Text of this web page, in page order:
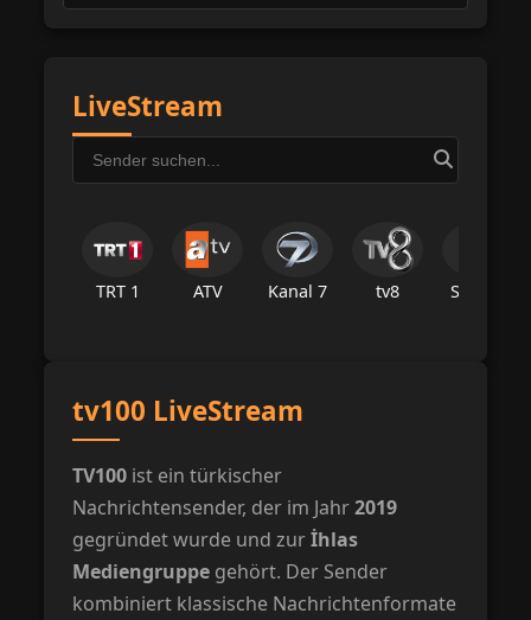
LiveStream
TRT 1 ATV Kanal 7 tv8 Star Tv
tv100 LiveStream
TV100 ist ein türkischer
Nachrichtensender, der im Jahr2019
gegründet wurde und zurİhlas
Mediengruppe gehört. Der Sender
kombiniert klassische Nachrichtenformate